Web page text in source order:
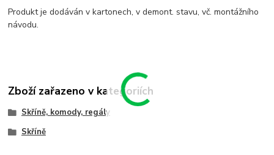
Produkt je dodáván v kartonech, v demont. stavu, vč. montážního
návodu.
Zboží zařazeno v kategoriích
Skříně, komody, regály
Skříně